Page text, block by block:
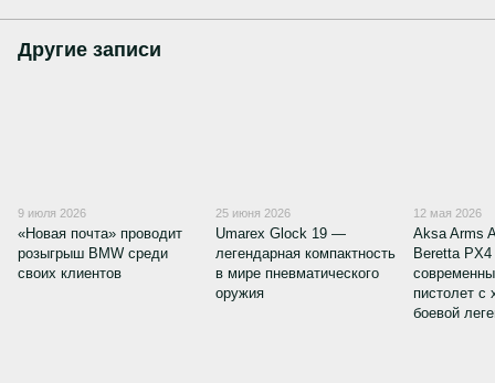
Другие записи
9 июля 2026
«Новая почта» проводит
розыгрыш BMW среди
своих клиентов
25 июня 2026
Umarex Glock 19 —
легендарная компактность
в мире пневматического
оружия
12 мая 2026
Aksa Arms
Beretta
пистолет с
боевой